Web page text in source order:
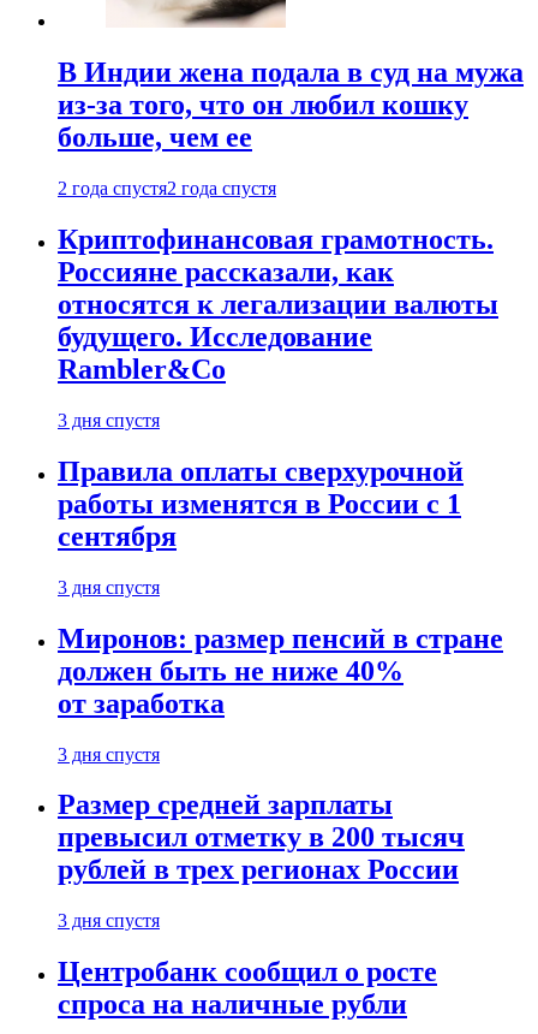
В Индии жена подала в суд на мужа
из-за того, что он любил кошку
больше, чем ее
2 года спустя2 года спустя
Криптофинансовая грамотность.
Россияне рассказали, как
относятся к легализации валюты
будущего. Исследование
Rambler&Co
3 дня спустя
Правила оплаты сверхурочной
работы изменятся в России с 1
сентября
3 дня спустя
Миронов: размер пенсий в стране
должен быть не ниже 40%
от заработка
3 дня спустя
Размер средней зарплаты
превысил отметку в 200 тысяч
рублей в трех регионах России
3 дня спустя
Центробанк сообщил о росте
спроса на наличные рубли